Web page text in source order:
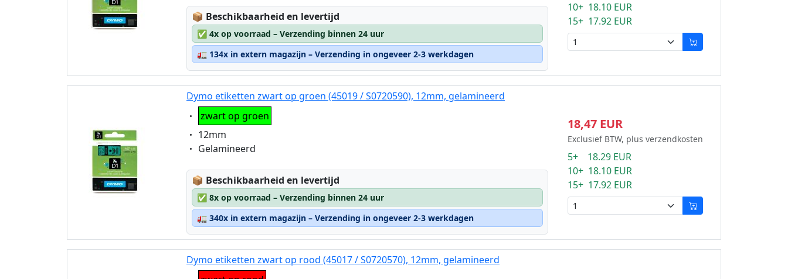
📦 Lagerstatus:
Beschikbaarheid en levertijd
✅ 4x op voorraad – Verzending binnen 24 uur
🚛 134x in extern magazijn – Verzending in ongeveer 2-3 werkdagen
10+ 18.10 EUR
15+ 17.92 EUR
Dymo etiketten zwart op groen (45019 / S0720590), 12mm, gelamineerd
Eigenschaft:
zwart op groen
Eigenschaft:
12mm
Eigenschaft:
Gelamineerd
📦 Lagerstatus:
Beschikbaarheid en levertijd
✅ 8x op voorraad – Verzending binnen 24 uur
🚛 340x in extern magazijn – Verzending in ongeveer 2-3 werkdagen
18,47 EUR
Exclusief BTW, plus verzendkosten
5+ 18.29 EUR
10+ 18.10 EUR
15+ 17.92 EUR
Dymo etiketten zwart op rood (45017 / S0720570), 12mm, gelamineerd
Eigenschaft: